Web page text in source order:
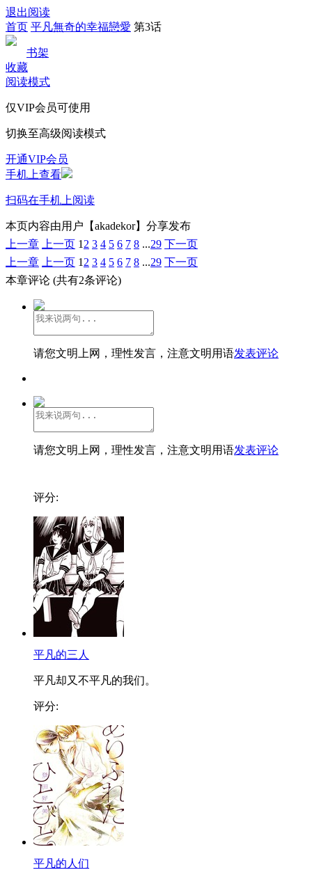
退出阅读
首页 平凡無奇的幸福戀愛 第3话
书架
收藏
阅读模式
仅VIP会员可使用
切换至高级阅读模式
开通VIP会员
手机上查看
扫码在手机上阅读
本页内容由用户【akadekor】分享发布
上一章
上一页 1 2 3 4 5 6 7 8 ...29 下一页
上一章
上一页 1 2 3 4 5 6 7 8 ...29 下一页
本章评论 (共有2条评论)
请您文明上网，理性发言，注意文明用语发表评论
请您文明上网，理性发言，注意文明用语发表评论
评分:
平凡的三人
平凡却又不平凡的我们。
评分:
平凡的人们